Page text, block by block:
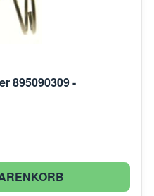
895090309 -